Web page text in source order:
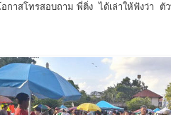
กาสโทรสอบถาม พี่ติ่ง ได้เล่าให้ฟังว่า ตั